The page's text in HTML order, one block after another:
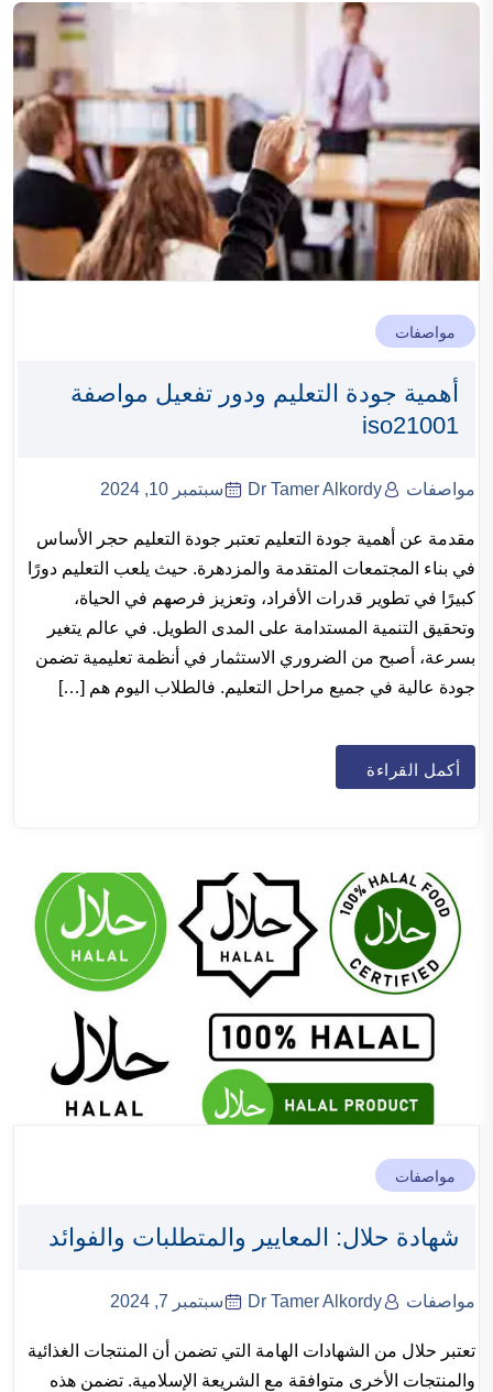
مواصفات
أهمية جودة التعليم ودور تفعيل مواصفة
iso21001
مواصفات Dr Tamer Alkordy سبتمبر 10, 2024
مقدمة عن أهمية جودة التعليم تعتبر جودة التعليم حجر الأساس
في بناء المجتمعات المتقدمة والمزدهرة. حيث يلعب التعليم دورًا
كبيرًا في تطوير قدرات الأفراد، وتعزيز فرصهم في الحياة،
وتحقيق التنمية المستدامة على المدى الطويل. في عالم يتغير
بسرعة، أصبح من الضروري الاستثمار في أنظمة تعليمية تضمن
جودة عالية في جميع مراحل التعليم. فالطلاب اليوم هم […]
أكمل القراءة
مواصفات
شهادة حلال: المعايير والمتطلبات والفوائد
مواصفات Dr Tamer Alkordy سبتمبر 7, 2024
تعتبر حلال من الشهادات الهامة التي تضمن أن المنتجات الغذائية
والمنتجات الأخرى متوافقة مع الشريعة الإسلامية. تضمن هذه